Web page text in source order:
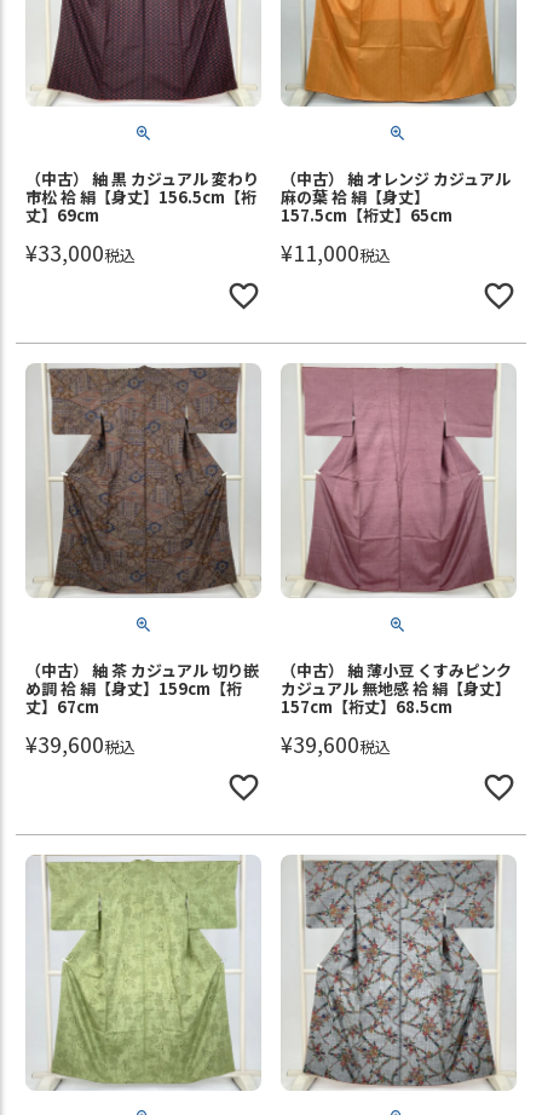
（中古） 紬 黒 カジュアル 変わり
市松 袷 絹【身丈】156.5cm【裄
丈】69cm
¥33,000税込
（中古） 紬 オレンジ カジュアル
麻の葉 袷 絹【身丈】
157.5cm【裄丈】65cm
¥11,000税込
（中古） 紬 茶 カジュアル 切り嵌
め調 袷 絹【身丈】159cm【裄
丈】67cm
¥39,600税込
（中古） 紬 薄小豆 くすみピンク
カジュアル 無地感 袷 絹【身丈】
157cm【裄丈】68.5cm
¥39,600税込